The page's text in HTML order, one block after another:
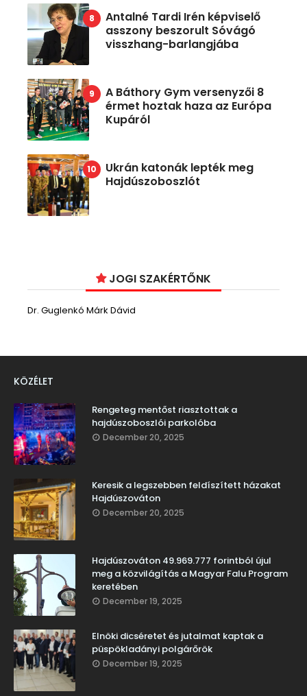
Antalné Tardi Irén képviselő
asszony beszorult Sóvágó
visszhang-barlangjába
A Báthory Gym versenyzői 8
érmet hoztak haza az Európa
Kupáról
Ukrán katonák lepték meg
Hajdúszoboszlót
JOGI SZAKÉRTŐNK
Dr. Guglenkó Márk Dávid
KÖZÉLET
Rengeteg mentőst riasztottak a
hajdúszoboszlói parkolóba
December 20, 2025
Keresik a legszebben feldíszített házakat
Hajdúszováton
December 20, 2025
Hajdúszováton 49.969.777 forintból újul
meg a közvilágítás a Magyar Falu Program
keretében
December 19, 2025
Elnöki dicséretet és jutalmat kaptak a
püspökladányi polgárőrök
December 19, 2025